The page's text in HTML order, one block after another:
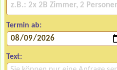
Termin ab:
Text: